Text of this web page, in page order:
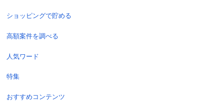
ショッピングで貯める
高額案件を調べる
人気ワード
特集
おすすめコンテンツ